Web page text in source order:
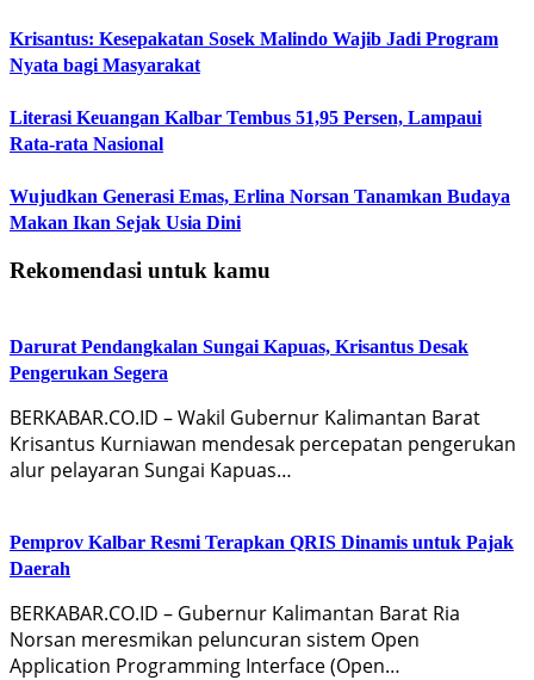
Krisantus: Kesepakatan Sosek Malindo Wajib Jadi Program
Nyata bagi Masyarakat
Literasi Keuangan Kalbar Tembus 51,95 Persen, Lampaui
Rata-rata Nasional
Wujudkan Generasi Emas, Erlina Norsan Tanamkan Budaya
Makan Ikan Sejak Usia Dini
Rekomendasi untuk kamu
Darurat Pendangkalan Sungai Kapuas, Krisantus Desak
Pengerukan Segera
BERKABAR.CO.ID – Wakil Gubernur Kalimantan Barat
Krisantus Kurniawan mendesak percepatan pengerukan
alur pelayaran Sungai Kapuas…
Pemprov Kalbar Resmi Terapkan QRIS Dinamis untuk Pajak
Daerah
BERKABAR.CO.ID – Gubernur Kalimantan Barat Ria
Norsan meresmikan peluncuran sistem Open
Application Programming Interface (Open…